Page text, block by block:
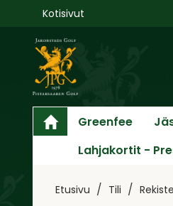
Kotisivut
Greenfee
Lahjakortit -
Etusivu Tili